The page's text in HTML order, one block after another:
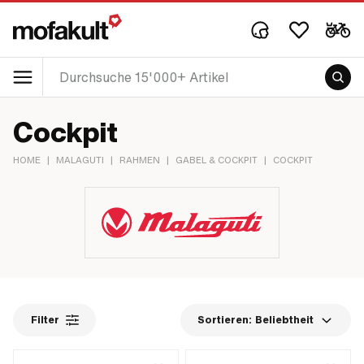
Cockpit
HOME | MALAGUTI | RAHMEN | GABEL & COCKPIT | COCKPIT
Filter Sortieren: Beliebtheit